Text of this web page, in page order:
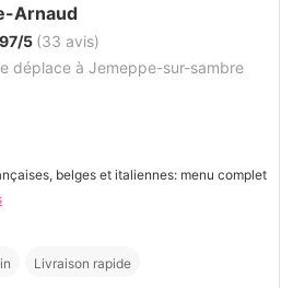
Arnaud
5 (33 avis)
déplace à Jemeppe-sur-sambre
belges et italiennes: menu complet
Livraison rapide